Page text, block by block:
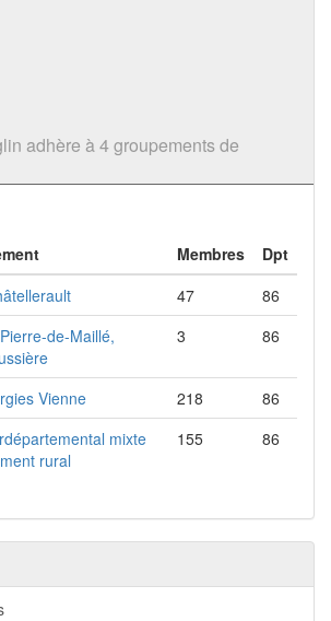
adhère à 4 groupements de
Membres
Dpt
47
86
de-Maillé,
3 86
Vienne 218
86
mixte
rural
155 86